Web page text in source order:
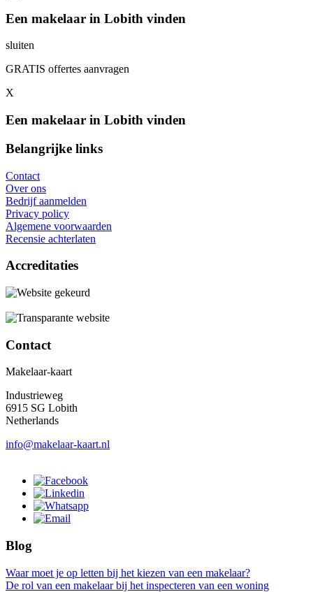
Een makelaar in Lobith vinden
sluiten
GRATIS offertes aanvragen
X
Een makelaar in Lobith vinden
Belangrijke links
Contact
Over ons
Bedrijf aanmelden
Privacy policy
Algemene voorwaarden
Recensie achterlaten
Accreditaties
Contact
Makelaar-kaart
Industrieweg
6915 SG Lobith
Netherlands
info@makelaar-kaart.nl
Blog
Waar moet je op letten bij het kiezen van een makelaar?
De rol van een makelaar bij het inspecteren van een woning